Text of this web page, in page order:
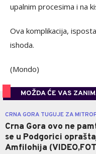
upalnim procesima i na
Ova komplikacija,
ishoda.
(Mondo)
MOŽDA ĆE VAS
Crna Gora ovo ne
se u Podgorici
Amfilohija